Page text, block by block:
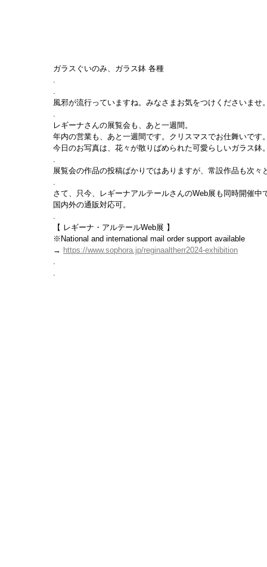
ガラスぐいのみ、ガラス鉢 各種
.
.
風邪が流行っていますね。みなさまお気をつけくださいま
.
レギーナさんの展覧会も、あと一週間。
年内の営業も、あと一週間です。クリスマスでお仕舞いです
今日のお写真は、花々が散りばめられた可愛らしいガラス
.
展覧会の作品の投稿ばかりではありますが、常設作品も次
.
さて、只今、レギーナアルテールさんのWeb展も同時開催
国内外の通販対応可。
.
【 レギーナ・アルテールWeb展 】
※National and international mail order support available
→ https://www.sophora.jp/reginaaltherr2024-exhibition
.
.